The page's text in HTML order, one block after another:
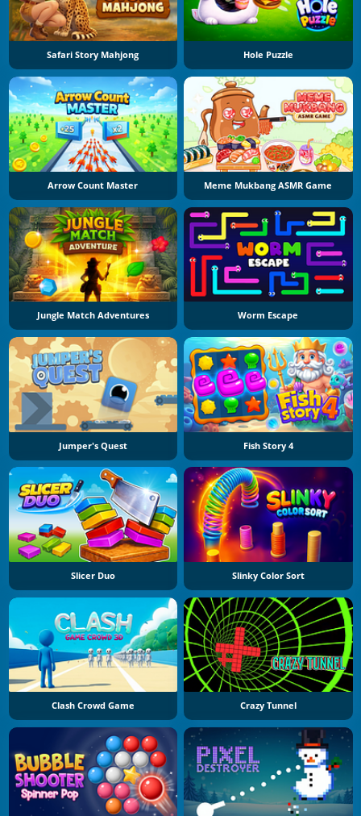
Safari Story Mahjong Hole Puzzle
Arrow Count Master Meme Mukbang ASMR Game
Jungle Match Adventures Worm Escape
Jumper's Quest Fish Story 4
Slicer Duo Slinky Color Sort
Clash Crowd Game Crazy Tunnel